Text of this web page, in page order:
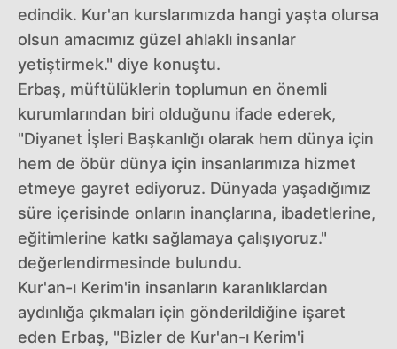
edindik. Kur'an kurslarımızda hangi yaşta olursa
olsun amacımız güzel ahlaklı insanlar
yetiştirmek." diye konuştu.
Erbaş, müftülüklerin toplumun en önemli
kurumlarından biri olduğunu ifade ederek,
"Diyanet İşleri Başkanlığı olarak hem dünya için
hem de öbür dünya için insanlarımıza hizmet
etmeye gayret ediyoruz. Dünyada yaşadığımız
süre içerisinde onların inançlarına, ibadetlerine,
eğitimlerine katkı sağlamaya çalışıyoruz."
değerlendirmesinde bulundu.
Kur'an-ı Kerim'in insanların karanlıklardan
aydınlığa çıkmaları için gönderildiğine işaret
eden Erbaş, "Bizler de Kur'an-ı Kerim'i